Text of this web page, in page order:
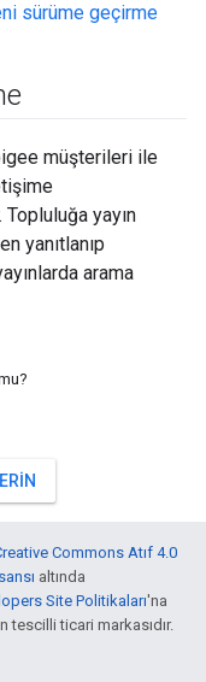
sürüme geçirme
müşterileri ile
yayın
yanıtlanıp
arama
Commons Atıf 4.0
altında
Site Politikaları'na
tescilli ticari markasıdır.